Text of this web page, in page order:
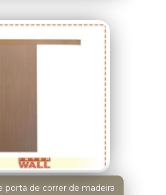
porta de correr de madeira